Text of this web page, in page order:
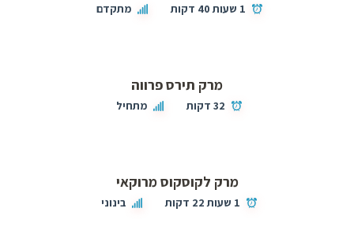
1 שעות 40 דקות מתקדם
מרק תירס פרווה
32 דקות מתחיל
מרק לקוסקוס מרוקאי
1 שעות 22 דקות בינוני